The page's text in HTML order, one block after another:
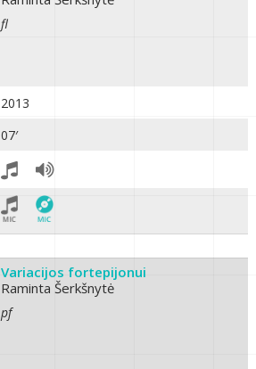
fl
2013
07′
Variacijos fortepijonui
Raminta Šerkšnytė
pf